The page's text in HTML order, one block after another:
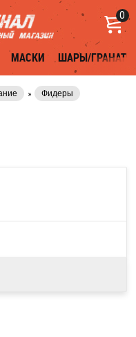
0
МАСКИ ШАРЫ/ГРАНАТЫ
Фидеры